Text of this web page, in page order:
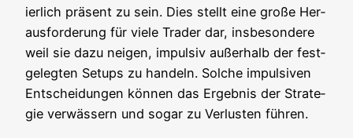
ier­lich prä­sent zu sein. Dies stellt eine gro­ße Her­
aus­for­de­rung für vie­le Trader dar, ins­be­son­de­re
weil sie dazu nei­gen, impul­siv außer­halb der fest­
ge­leg­ten Set­ups zu han­deln. Sol­che impul­si­ven
Ent­schei­dun­gen kön­nen das Ergeb­nis der Stra­te­
gie ver­wäs­sern und sogar zu Ver­lus­ten führen.